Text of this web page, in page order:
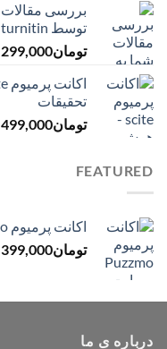
توسط turnitin - بررسی میزان هوش مصنوعی مقاله
تومان299,000
تحقیقات
تومان499,000
FEATURED
اکانت پرمیوم Puzzmo - سایت پازل و بازی های فکری
تومان399,000
درباره ی ما